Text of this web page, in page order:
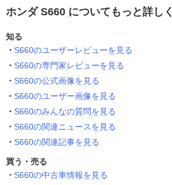
ホンダ S660 についてもっと詳しく
知る
S660のユーザーレビューを見る
S660の専門家レビューを見る
S660の公式画像を見る
S660のユーザー画像を見る
S660のみんなの質問を見る
S660の関連ニュースを見る
S660の関連記事を見る
買う・売る
S660の中古車情報を見る